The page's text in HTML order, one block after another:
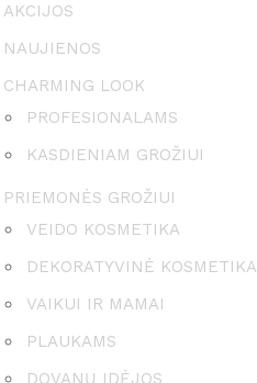
AKCIJOS
NAUJIENOS
CHARMING LOOK
PROFESIONALAMS
KASDIENIAM GROŽIUI
PRIEMONĖS GROŽIUI
VEIDO KOSMETIKA
DEKORATYVINĖ KOSMETIKA
VAIKUI IR MAMAI
PLAUKAMS
DOVANŲ IDĖJOS